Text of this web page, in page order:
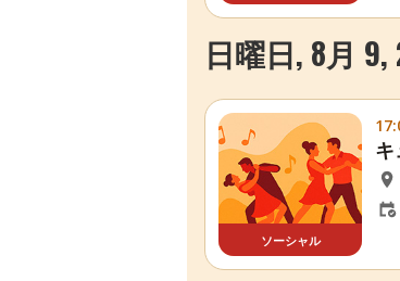
日曜日, 8月 9,
ソーシャル